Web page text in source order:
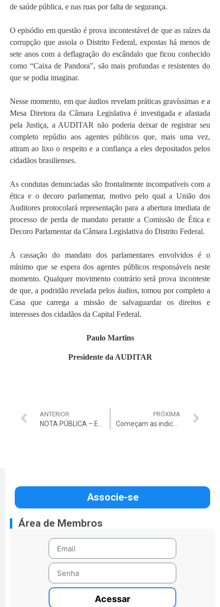
de saúde pública, e nas ruas por falta de segurança.
O episódio em questão é prova incontestável de que as raízes da
corrupção que assola o Distrito Federal, expostas há menos de
sete anos com a deflagração do escândalo que ficou conhecido
como “Caixa de Pandora”, são mais profundas e resistentes do
que se podia imaginar.
Nesse momento, em que áudios revelam práticas gravíssimas e a
Mesa Diretora da Câmara Legislativa é investigada e afastada
pela Justiça, a AUDITAR não poderia deixar de registrar seu
completo repúdio aos agentes públicos que, mais uma vez,
atiram ao lixo o respeito e a confiança a eles depositados pelos
cidadãos brasilienses.
As condutas denunciadas são frontalmente incompatíveis com a
ética e o decoro parlamentar, motivo pelo qual a União dos
Auditores protocolará representação para a abertura imediata de
processo de perda de mandato perante a Comissão de Ética e
Decoro Parlamentar da Câmara Legislativa do Distrito Federal.
A cassação do mandato dos parlamentares envolvidos é o
mínimo que se espera dos agentes públicos responsáveis neste
momento. Qualquer movimento contrário será prova inconteste
de que, a podridão revelada pelos áudios, tomou por completo a
Casa que carrega a missão de salvaguardar os direitos e
interesses dos cidadãos da Capital Federal.
Paulo Martins
Presidente da AUDITAR
ANTERIOR PRÓXIMA
Começam as indicações de candidatos para o Prêmio Alfredo Valladão
Associe-se
Área de Membros
Acessar